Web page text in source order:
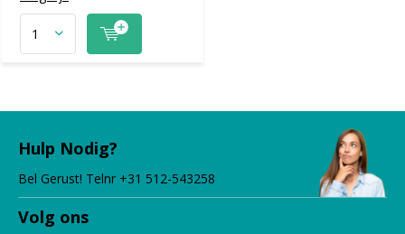
Hulp Nodig?
Bel Gerust! Telnr +31 512-543258
Volg ons